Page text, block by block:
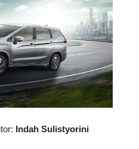
Indah Sulistyorini